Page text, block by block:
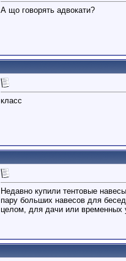
А що говорять адвокати?
класс
Недавно купили тентовые
пару больших навесов для
целом, для дачи или временных